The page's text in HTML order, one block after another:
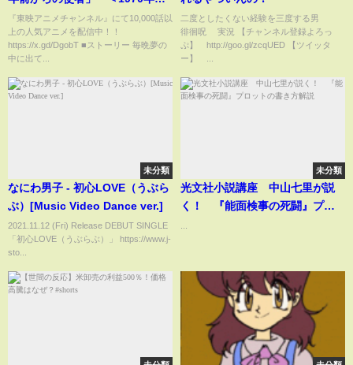
アニメ＞
『東映アニメチャンネル』にて10,000話以
上の人気アニメを配信中！！
https://x.gd/DgobT ■ストーリー 毎晩夢の
中に出て...
二度としたくない経験を三度する男
徘徊呪 実況 【チャンネル登録よろっ
ぷ】 http://goo.gl/zcqUED 【ツイッタ
ー】 ...
未分類
なにわ男子 - 初心LOVE（うぶら
ぶ）[Music Video Dance ver.]
2021.11.12 (Fri) Release DEBUT SINGLE
「初心LOVE（うぶらぶ）」 https://www.j-
sto...
未分類
光文社小説講座 中山七里が説
く！ 『能面検事の死闘』プロ
...